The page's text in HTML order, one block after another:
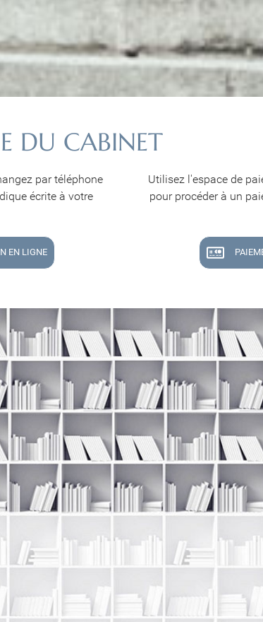
DU CABINET
par téléphone
écrite à votre
EN LIGNE
Utilisez l'espace de
pour procéder à un